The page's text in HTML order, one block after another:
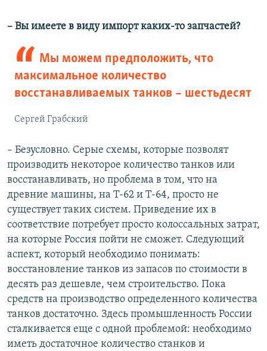
– Вы имеете в виду импорт каких-то запчастей?
Мы можем предположить, что
максимальное количество
восстанавливаемых танков – шестьдесят
Сергей Грабский
– Безусловно. Серые схемы, которые позволят
производить некоторое количество танков или
восстанавливать, но проблема в том, что на
древние машины, на Т-62 и Т-64, просто не
существует таких систем. Приведение их в
соответствие потребует просто колоссальных затрат,
на которые Россия пойти не сможет. Следующий
аспект, который необходимо понимать:
восстановление танков из запасов по стоимости в
десять раз дешевле, чем строительство. Пока
средств на производство определенного количества
танков достаточно. Здесь промышленность России
сталкивается еще с одной проблемой: необходимо
иметь достаточное количество станков и